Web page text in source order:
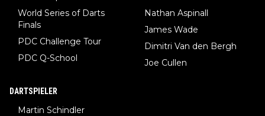
World Series of Darts
Finals
PDC Challenge Tour
PDC Q-School
Nathan Aspinall
James Wade
Dimitri Van den Bergh
Joe Cullen
DARTSPIELER
Martin Schindler